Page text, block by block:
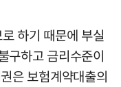
하기 때문에 부실
구하고 금리수준이
은 보험계약대출의